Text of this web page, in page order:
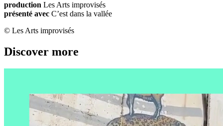
production Les Arts improvisés
présenté avec C’est dans la vallée
© Les Arts improvisés
Discover more